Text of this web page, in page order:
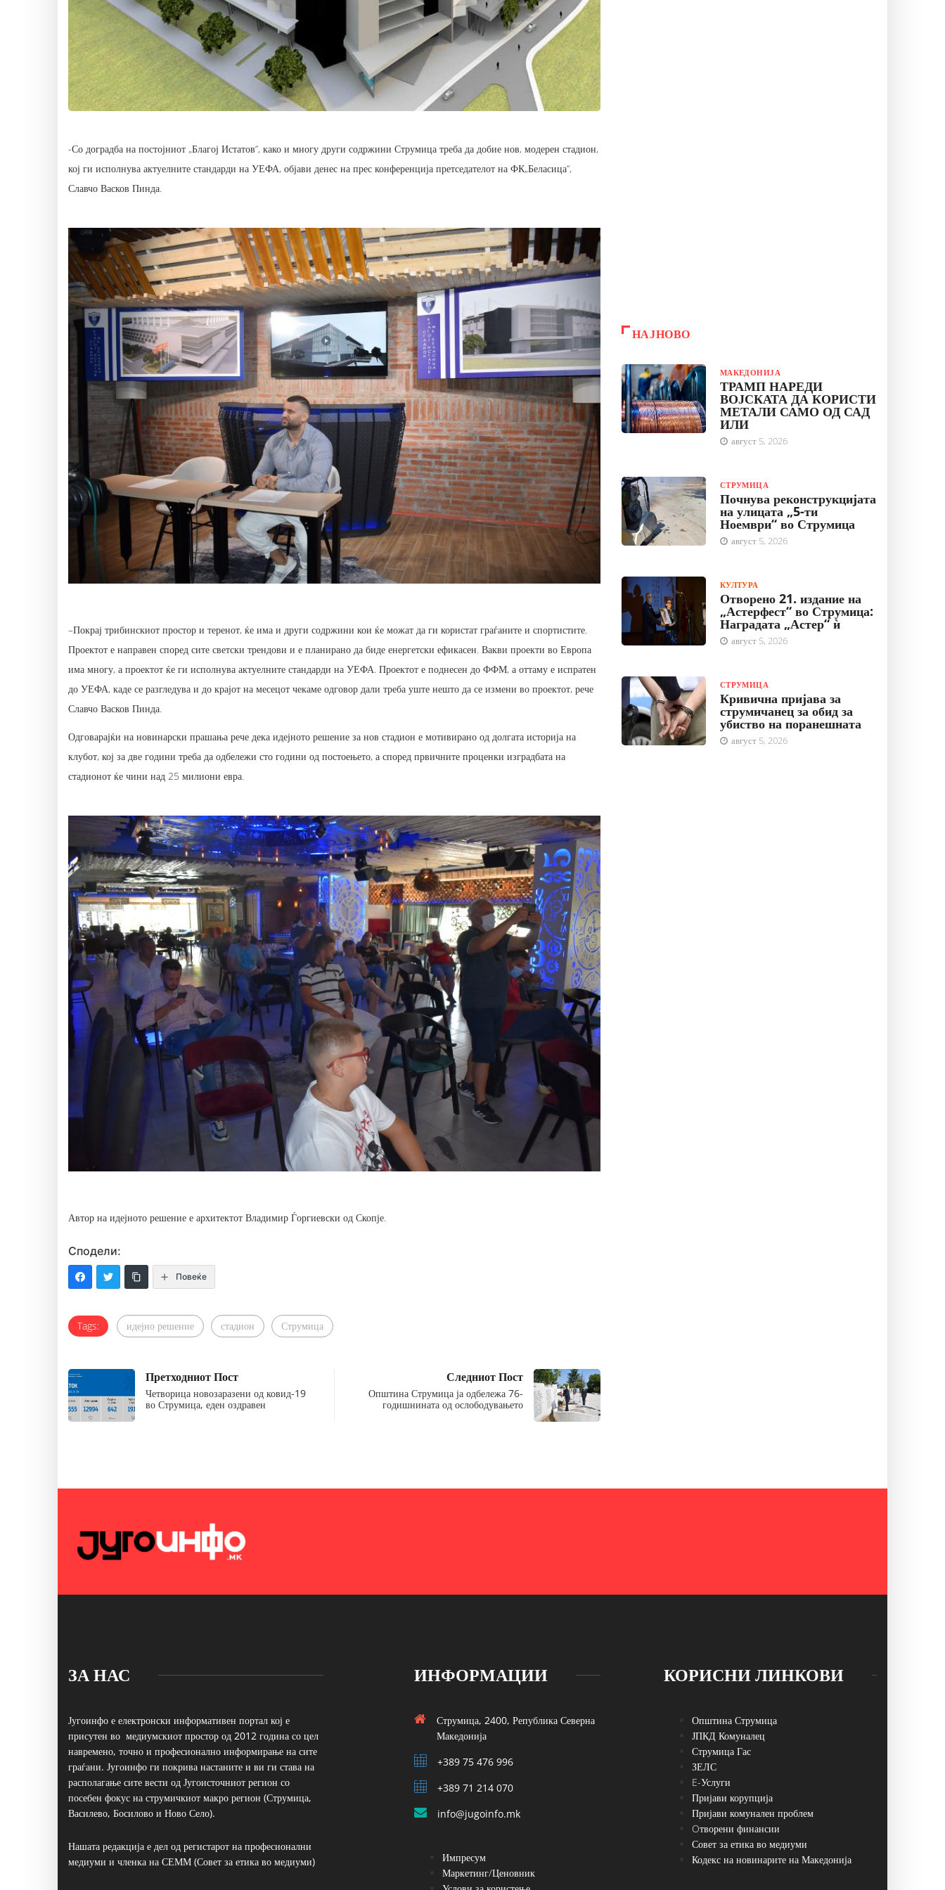
-Со доградба на постојниот „Благој Истатов“, како и многу други содржини Струмица треба да добие нов, модерен стадион,
кој ги исполнува актуелните стандарди на УЕФА, објави денес на прес конференција претседателот на ФК„Беласица“,
Славчо Васков Пинда.
–Покрај трибинскиот простор и теренот, ќе има и други содржини кои ќе можат да ги користат граѓаните и спортистите.
Проектот е направен според сите светски трендови и е планирано да биде енергетски ефикасен. Вакви проекти во Европа
има многу, а проектот ќе ги исполнува актуелните стандарди на УЕФА. Проектот е поднесен до ФФМ, а оттаму е испратен
до УЕФА, каде се разгледува и до крајот на месецот чекаме одговор дали треба уште нешто да се измени во проектот, рече
Славчо Васков Пинда.
Одговарајќи на новинарски прашања рече дека идејното решение за нов стадион е мотивирано од долгата историја на
клубот, кој за две години треба да одбележи сто години од постоењето, а според првичните проценки изградбата на
стадионот ќе чини над 25 милиони евра.
Автор на идејното решение е архитектот Владимир Ѓоргиевски од Скопје.
Сподели:
Повеќе
Tags: идејно решение стадион Струмица
Претходниот Пост
Четворица новозаразени од ковид-19
во Струмица, еден оздравен
Следниот Пост
Општина Струмица ја одбележа 76-
годишнината од ослободувањето
НАЈНОВО
МАКЕДОНИЈА
ТРАМП НАРЕДИ
ВОЈСКАТА ДА КОРИСТИ
МЕТАЛИ САМО ОД САД
ИЛИ
август 5, 2026
СТРУМИЦА
Почнува реконструкцијата
на улицата „5-ти
Ноември“ во Струмица
август 5, 2026
КУЛТУРА
Отворено 21. издание на
„Астерфест“ во Струмица:
Наградата „Астер“ ѝ
август 5, 2026
СТРУМИЦА
Кривична пријава за
струмичанец за обид за
убиство на поранешната
август 5, 2026
ЗА НАС
Југоинфо е електронски информативен портал кој е
присутен во медиумскиот простор од 2012 година со цел
навремено, точно и професионално информирање на сите
граѓани. Југоинфо ги покрива настаните и ви ги става на
располагање сите вести од Југоисточниот регион со
посебен фокус на струмичкиот макро регион (Струмица,
Василево, Босилово и Ново Село).
Нашата редакција е дел од регистарот на професионални
медиуми и членка на СЕММ (Совет за етика во медиуми)
ИНФОРМАЦИИ
Струмица, 2400, Република Северна
Македонија
+389 75 476 996
+389 71 214 070
info@jugoinfo.mk
Импресум
Маркетинг/Ценовник
КОРИСНИ ЛИНКОВИ
Општина Струмица
ЈПКД Комуналец
Струмица Гас
ЗЕЛС
E-Услуги
Пријави корупција
Пријави комунален проблем
Oтворени финансии
Совет за етика во медиуми
Кодекс на новинарите на Македонија